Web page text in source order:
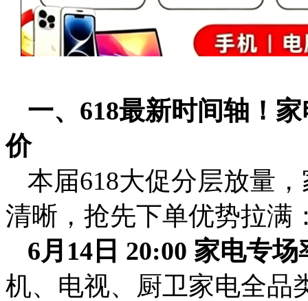
一、618最新时间轴！
价
本届618大促分层放量
清晰，抢先下单优势拉满
6月14日 20:00 家电专
机、电视、厨卫家电全品